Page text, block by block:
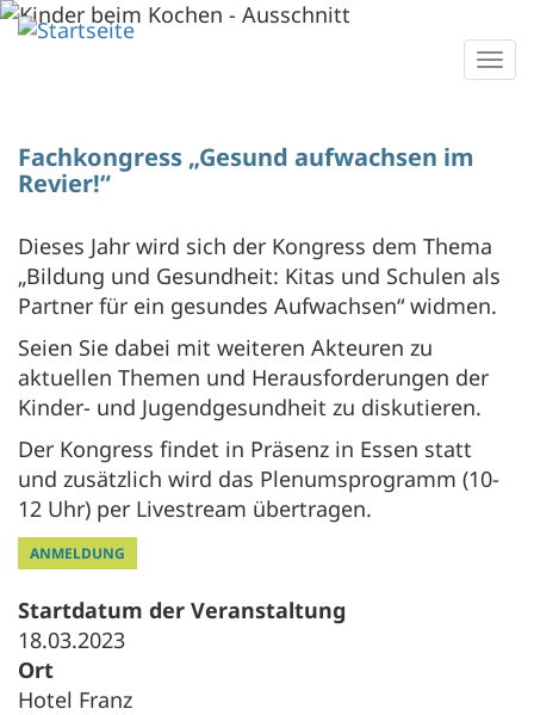
Direkt
zum
Fachkongress „Gesund aufwachsen im
Revier!“
Dieses Jahr wird sich der Kongress dem Thema
„Bildung und Gesundheit: Kitas und Schulen als
Partner für ein gesundes Aufwachsen“ widmen.
Seien Sie dabei mit weiteren Akteuren zu
aktuellen Themen und Herausforderungen der
Kinder- und Jugendgesundheit zu diskutieren.
Der Kongress findet in Präsenz in Essen statt
und zusätzlich wird das Plenumsprogramm (10-
12 Uhr) per Livestream übertragen.
ANMELDUNG
Startdatum der Veranstaltung
18.03.2023
Ort
Hotel Franz